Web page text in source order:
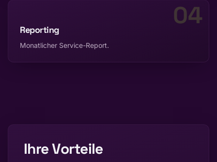
04
Reporting
Monatlicher Service-Report.
Ihre Vorteile